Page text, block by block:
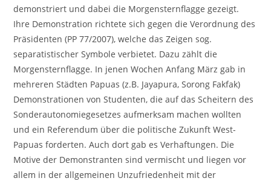
demonstriert und dabei die Morgensternflagge gezeigt.
Ihre Demonstration richtete sich gegen die Verordnung des
Präsidenten (PP 77/2007), welche das Zeigen sog.
separatistischer Symbole verbietet. Dazu zählt die
Morgensternflagge. In jenen Wochen Anfang März gab in
mehreren Städten Papuas (z.B. Jayapura, Sorong Fakfak)
Demonstrationen von Studenten, die auf das Scheitern des
Sonderautonomiegesetzes aufmerksam machen wollten
und ein Referendum über die politische Zukunft West-
Papuas forderten. Auch dort gab es Verhaftungen. Die
Motive der Demonstranten sind vermischt und liegen vor
allem in der allgemeinen Unzufriedenheit mit der